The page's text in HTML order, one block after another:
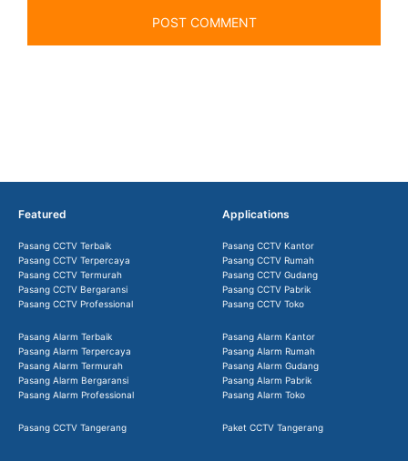
Featured
Pasang CCTV Terbaik
Pasang CCTV Terpercaya
Pasang CCTV Termurah
Pasang CCTV Bergaransi
Pasang CCTV Professional
Pasang Alarm Terbaik
Pasang Alarm Terpercaya
Pasang Alarm Termurah
Pasang Alarm Bergaransi
Pasang Alarm Professional
Pasang CCTV Tangerang
Applications
Pasang CCTV Kantor
Pasang CCTV Rumah
Pasang CCTV Gudang
Pasang CCTV Pabrik
Pasang CCTV Toko
Pasang Alarm Kantor
Pasang Alarm Rumah
Pasang Alarm Gudang
Pasang Alarm Pabrik
Pasang Alarm Toko
Paket CCTV Tangerang